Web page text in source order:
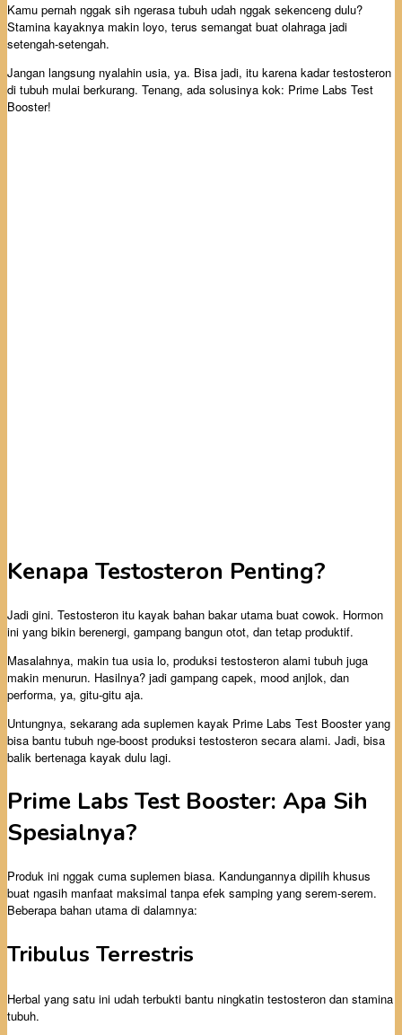
Kamu pernah nggak sih ngerasa tubuh udah nggak sekenceng dulu?
Stamina kayaknya makin loyo, terus semangat buat olahraga jadi
setengah-setengah.
Jangan langsung nyalahin usia, ya. Bisa jadi, itu karena kadar testosteron
di tubuh mulai berkurang. Tenang, ada solusinya kok: Prime Labs Test
Booster!
Kenapa Testosteron Penting?
Jadi gini. Testosteron itu kayak bahan bakar utama buat cowok. Hormon
ini yang bikin berenergi, gampang bangun otot, dan tetap produktif.
Masalahnya, makin tua usia lo, produksi testosteron alami tubuh juga
makin menurun. Hasilnya? jadi gampang capek, mood anjlok, dan
performa, ya, gitu-gitu aja.
Untungnya, sekarang ada suplemen kayak Prime Labs Test Booster yang
bisa bantu tubuh nge-boost produksi testosteron secara alami. Jadi, bisa
balik bertenaga kayak dulu lagi.
Prime Labs Test Booster: Apa Sih
Spesialnya?
Produk ini nggak cuma suplemen biasa. Kandungannya dipilih khusus
buat ngasih manfaat maksimal tanpa efek samping yang serem-serem.
Beberapa bahan utama di dalamnya:
Tribulus Terrestris
Herbal yang satu ini udah terbukti bantu ningkatin testosteron dan stamina
tubuh.